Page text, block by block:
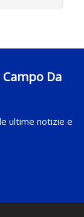
Da
ultime notizie e